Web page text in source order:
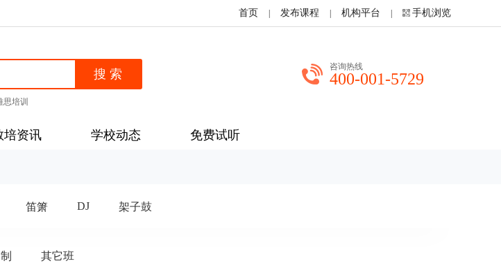
首页 发布课程 机构平台 手机浏览
思培训
咨询热线
400-001-5729
培资讯 学校动态 免费试听
笛箫 DJ 架子鼓
其它班